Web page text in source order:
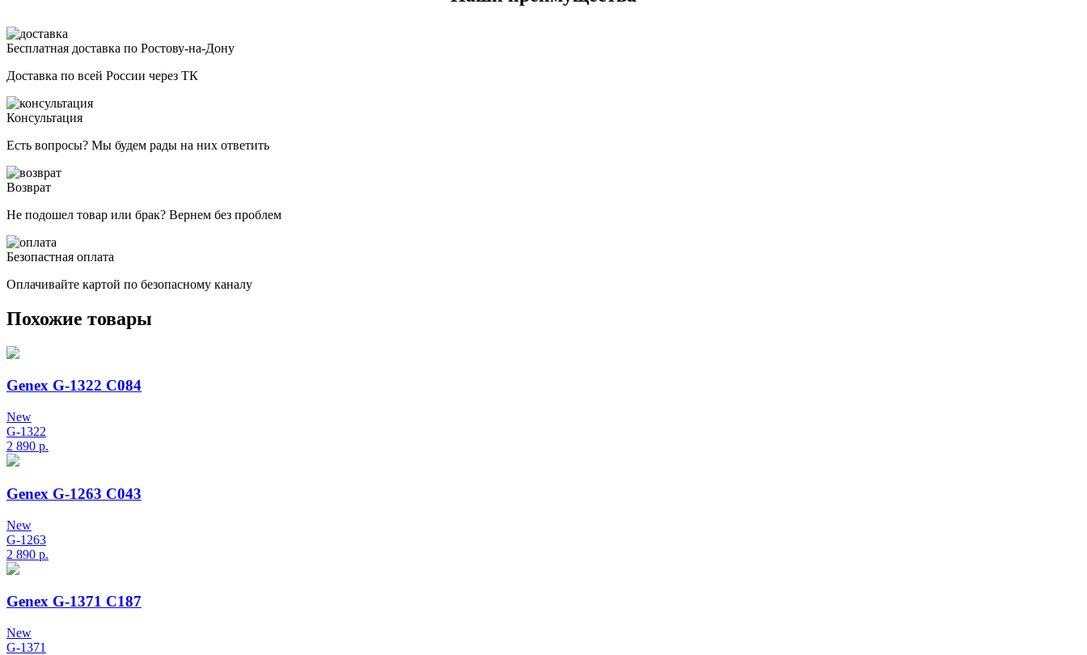
Бесплатная доставка по Ростову-на-Дону
Доставка по всей России через ТК
Консультация
Есть вопросы? Мы будем рады на них ответить
Возврат
Не подошел товар или брак? Вернем без проблем
Безопастная оплата
Оплачивайте картой по безопасному каналу
Похожие товары
Genex G-1322 C084
New
G-1322
2 890 р.
Genex G-1263 C043
New
G-1263
2 890 р.
Genex G-1371 C187
New
G-1371